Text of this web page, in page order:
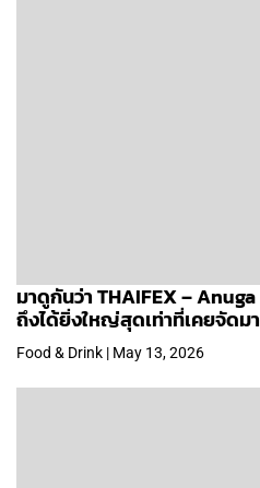
มาดูกันว่า THAIFEX –
ถึงได้ยิ่งใหญ่สุดเท่าที่เคยจัดมา
Food & Drink | May 13, 2026